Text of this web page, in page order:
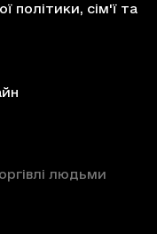
політики, сім'ї та
людьми